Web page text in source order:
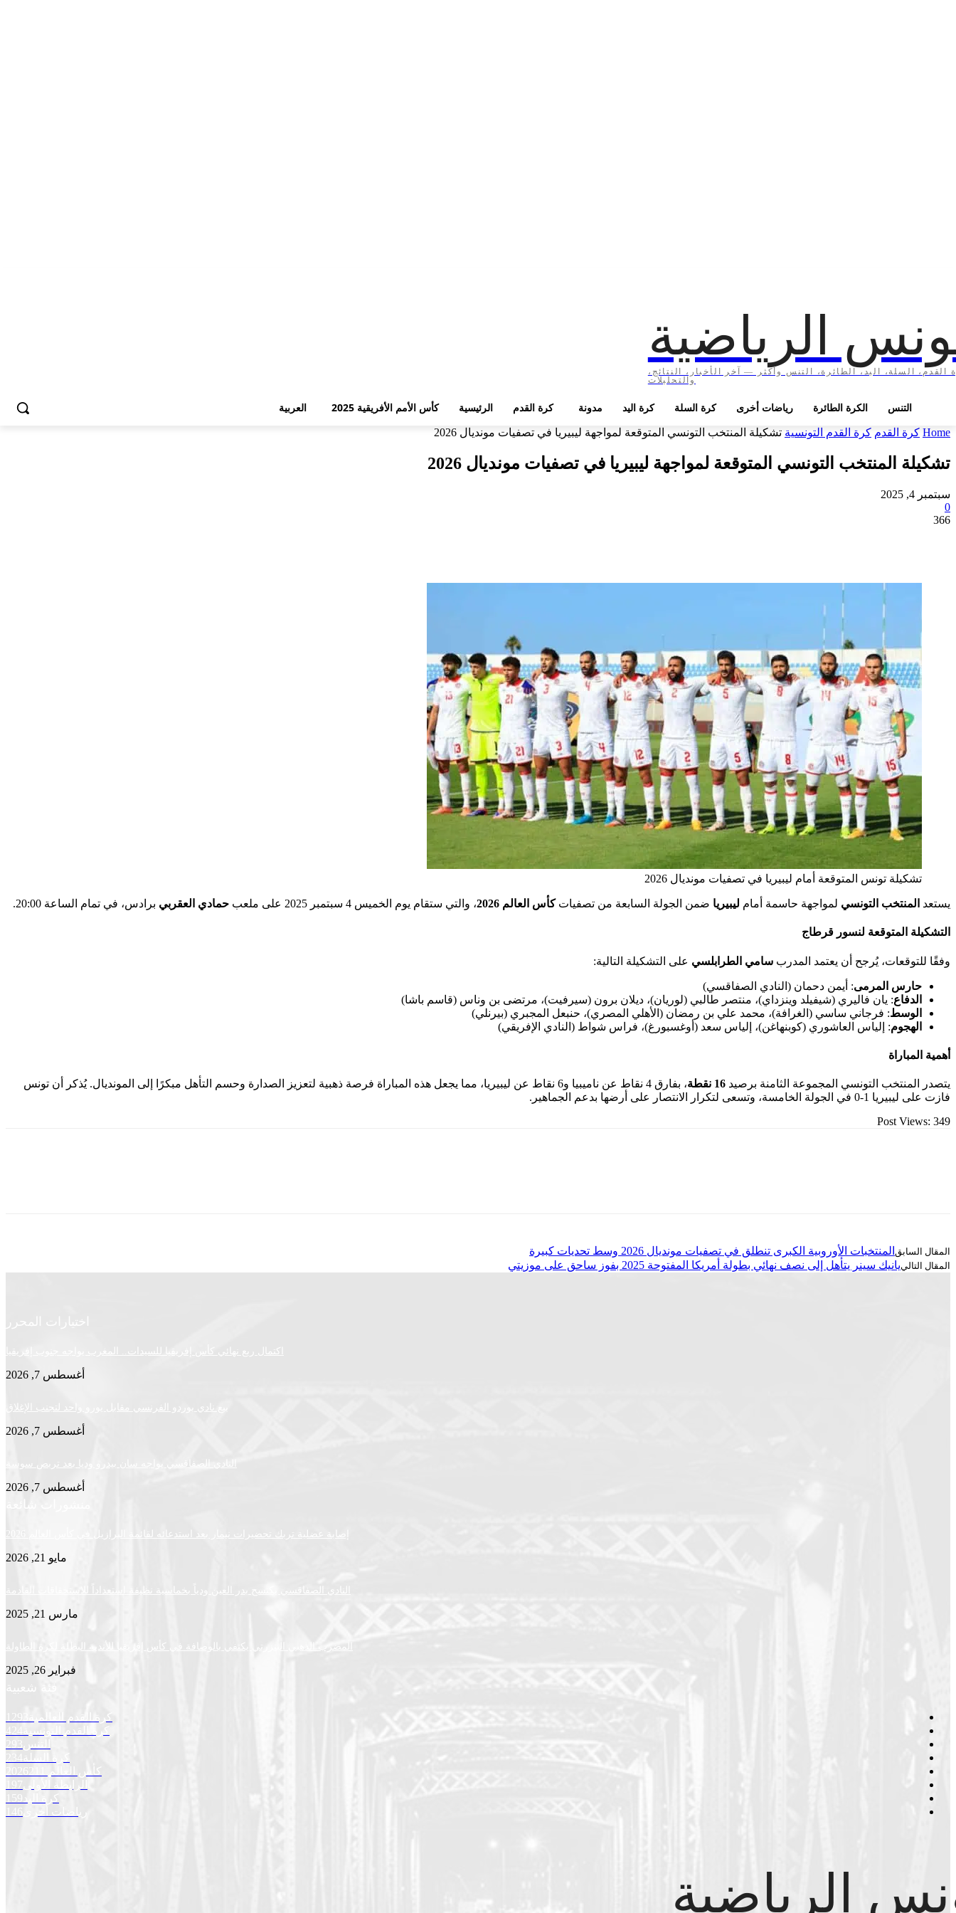
الرياضية
القدم، السلة، اليد، الطائرة، التنس وأكثر — آخر الأخبار، النتائج،
والتحليلات
التنس الكرة الطائرة رياضات أخرى كرة السلة كرة اليد مدونة كرة القدم الرئيسية كأس الأمم الأفريقية 2025 العربية
Home كرة القدم كرة القدم التونسية تشكيلة المنتخب التونسي المتوقعة لمواجهة ليبيريا في تصفيات مونديال 2026
تشكيلة المنتخب التونسي المتوقعة لمواجهة ليبيريا في تصفيات مونديال 2026
سبتمبر 4, 2025
0
366
تشكيلة تونس المتوقعة أمام ليبيريا في تصفيات مونديال 2026
يستعد المنتخب التونسي لمواجهة حاسمة أمام ليبيريا ضمن الجولة السابعة من تصفياتكأس العالم 2026 ، والتي ستقام يوم الخميس 4 سبتمبر 2025 على ملعب حمادي العقربي برادس، في تمام الساعة 20:00.
التشكيلة المتوقعة لنسور قرطاج
وفقًا للتوقعات، يُرجح أن يعتمد المدرب سامي الطرابلسي على التشكيلة التالية:
حارس المرمى: أيمن دحمان (النادي الصفاقسي)
الدفاع: يان فاليري (شيفيلد وينزداي)، منتصر طالبي (لوريان)، ديلان برون (سيرفيت)، مرتضى بن وناس (قاسم باشا)
الوسط: فرجاني ساسي (الغرافة)، محمد علي بن رمضان (الأهلي المصري)، حنبعل المجبري (بيرنلي)
الهجوم: إلياس العاشوري (كوبنهاغن)، إلياس سعد (أوغسبورغ)، فراس شواط (النادي الإفريقي)
أهمية المباراة
يتصدر المنتخب التونسي المجموعة الثامنة برصيد 16 نقطة
، بفارق 4 نقاط عن ناميبيا و6 نقاط عن ليبيريا، مما يجعل هذه المباراة فرصة ذهبية لتعزيز الصدارة وحسم التأهل مبكرًا إلى المونديال. يُذكر أن تونس
فازت على ليبيريا 1-0 في الجولة الخامسة، وتسعى لتكرار الانتصار على أرضها بدعم الجماهير.
Post Views: 349
المنتخبات الأوروبية الكبرى تنطلق في تصفيات مونديال 2026 وسط تحديات كبيرة
يانيك سينر يتأهل إلى نصف نهائي بطولة أمريكا المفتوحة 2025 بفوز ساحق على موزيتي
اختيارات المحرر
اكتمال ربع نهائي كأس إفريقيا للسيدات.. المغرب يواجه جنوب إفريقيا
أغسطس 7, 2026
بيع نادي بوردو الفرنسي مقابل يورو واحد لتجنب الإغلاق
أغسطس 7, 2026
النادي الصفاقسي يواجه سان بيدرو وديا بعد تربص سوسة
أغسطس 7, 2026
منشورات شائعة
إصابة عضلية تربك تحضيرات نيمار بعد استدعائه لقائمة البرازيل في كأس العالم 2026
مايو 21, 2026
النادي الصفاقسي يكتسح بدر العين ودياً بخماسية نظيفة استعداداً للاستحقاقات القادمة
مارس 21, 2025
المضرب الذهبي البنزرتي يكتفي بالوصافة في كأس إفريقيا للأندية البطلة لكرة الطاولة
فبراير 26, 2025
فئة شعبية
كرة القدم العالمية
1293
كرة القدم التونسية
424
التنس
293
كرة السلة234
كأس العالم 2026
الرابطة الأولى 197
كرة اليد 159
رياضات أخرى 146
الرياضية